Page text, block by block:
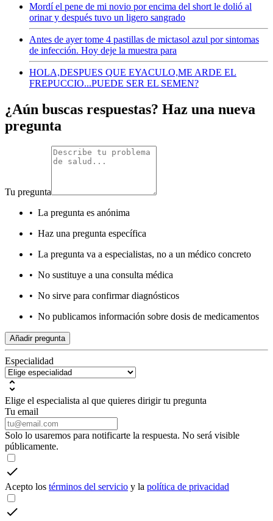
Mordí el pene de mi novio por encima del short le dolió al
orinar y después tuvo un ligero sangrado
Antes de ayer tome 4 pastillas de mictasol azul por sintomas
de infección. Hoy deje la muestra para
HOLA,DESPUES QUE EYACULO,ME ARDE EL
FREPUCCIO...PUEDE SER EL SEMEN?
¿Aún buscas respuestas? Haz una nueva
pregunta
Tu pregunta
• La pregunta es anónima
• Haz una pregunta específica
• La pregunta va a especialistas, no a un médico concreto
• No sustituye a una consulta médica
• No sirve para confirmar diagnósticos
• No publicamos información sobre dosis de medicamentos
Añadir pregunta
Especialidad
Elige el especialista al que quieres dirigir tu pregunta
Tu email
Solo lo usaremos para notificarte la respuesta. No será visible
públicamente.
Acepto los términos del servicio y la política de privacidad